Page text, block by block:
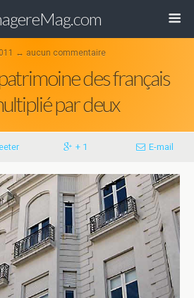
↔ aucun commentaire
des français
par deux
+ 1 E-mail